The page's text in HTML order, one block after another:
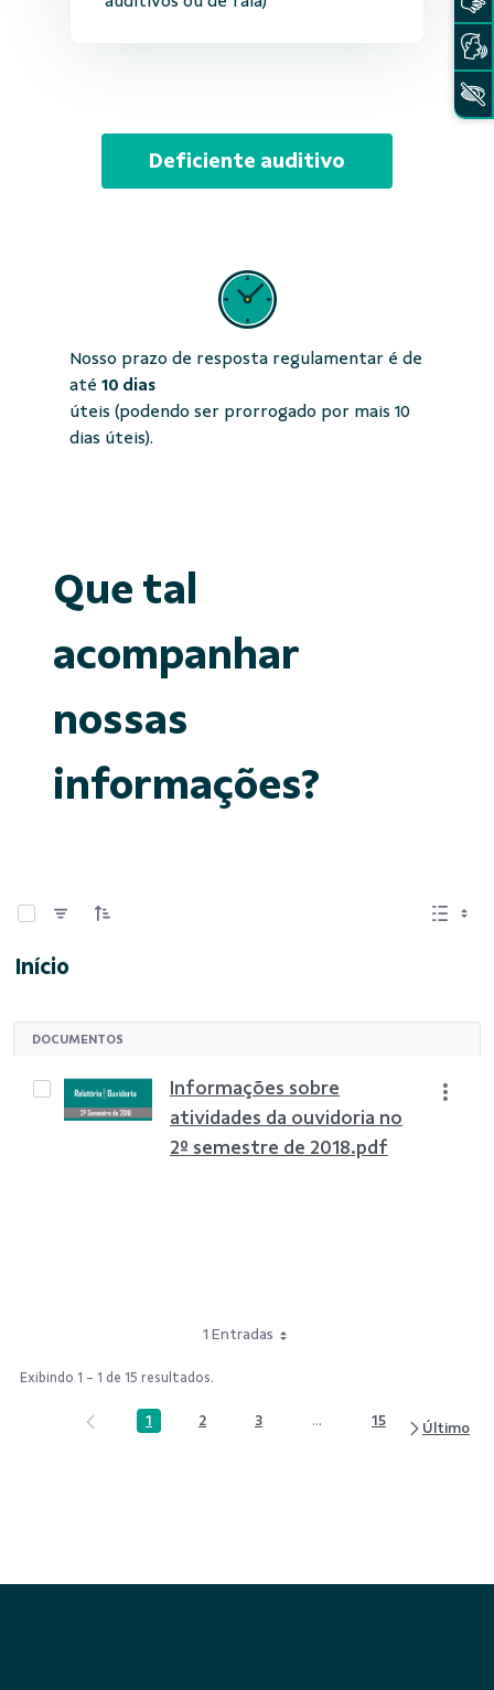
Deficiente auditivo
Nosso prazo de resposta regulamentar é de
até 10 dias
úteis (podendo ser prorrogado por mais 10
dias úteis).
Que tal
acompanhar
nossas
informações?
Início
DOCUMENTOS
Informações sobre
atividades da ouvidoria no
2º semestre de 2018.pdf
1 Entradas
Exibindo 1 - 1 de 15 resultados.
Página
1 Página
2 Página
3 ...Páginas intermediárias
Página
15